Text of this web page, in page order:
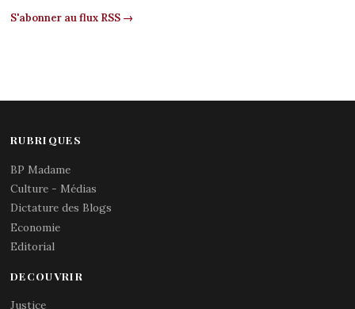
S'abonner au flux RSS →
RUBRIQUES
BP Madame
Culture - Médias
Dictature des Blogs
Economie
Editorial
DECOUVRIR
Justice